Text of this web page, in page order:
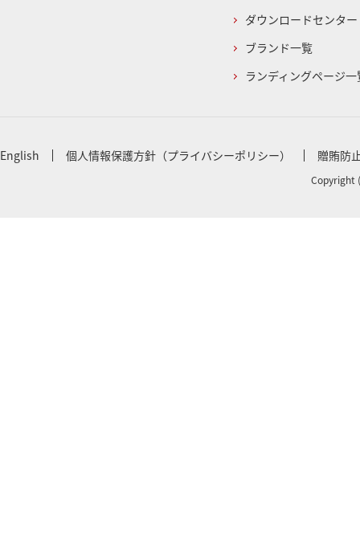
ダウンロードセンター
ブランド一覧
ランディングページ一
English 個人情報保護方針（プライバシーポリシー） 贈賄防
Copyright